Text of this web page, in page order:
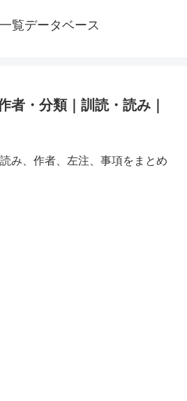
覧データベース
者・分類｜訓読・読み｜
み、作者、左注、事項をまとめ